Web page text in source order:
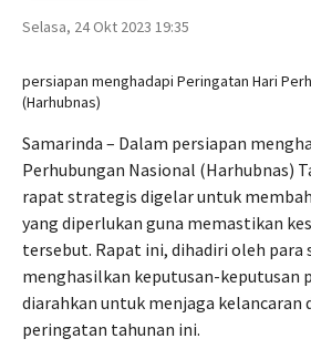
Selasa, 24 Okt 2023 19:35
persiapan menghadapi Peringatan Hari
(Harhubnas)
Samarinda – Dalam persiapan
Perhubungan Nasional (Harhubnas)
rapat strategis digelar untuk
yang diperlukan guna memastikan
tersebut. Rapat ini, dihadiri oleh
menghasilkan keputusan-keputusan
diarahkan untuk menjaga kelancaran
peringatan tahunan ini.